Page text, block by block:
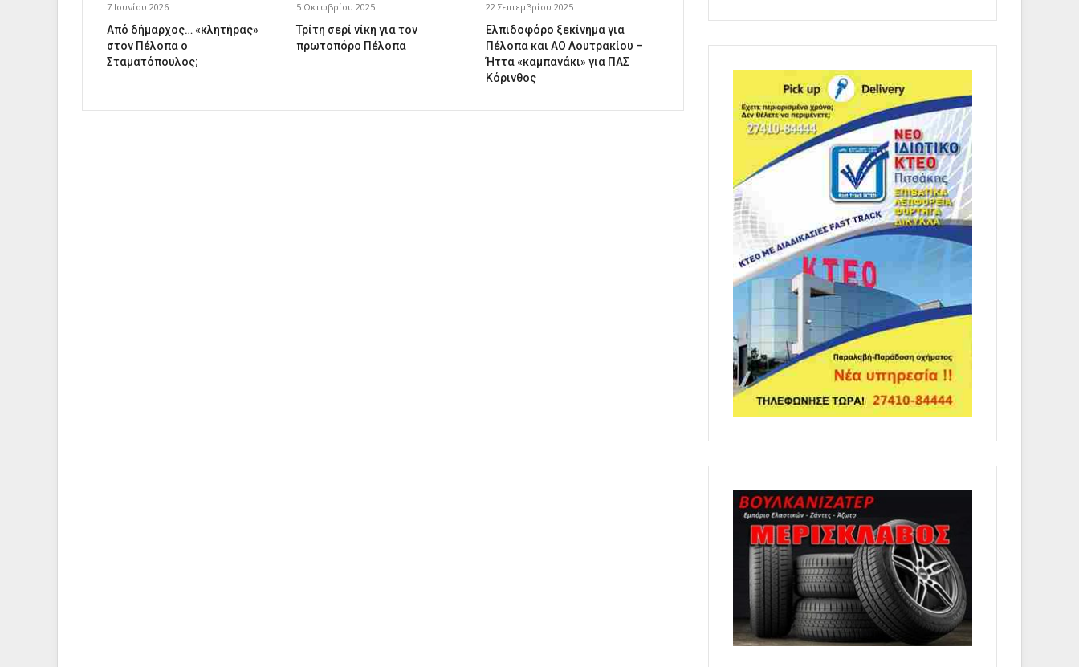
7 Ιουνίου 2026
Από δήμαρχος… «κλητήρας»
στον Πέλοπα ο
Σταματόπουλος;
5 Οκτωβρίου 2025
Τρίτη σερί νίκη για τον
πρωτοπόρο Πέλοπα
22 Σεπτεμβρίου 2025
Ελπιδοφόρο ξεκίνημα για
Πέλοπα και ΑΟ Λουτρακίου –
Ήττα «καμπανάκι» για ΠΑΣ
Κόρινθος